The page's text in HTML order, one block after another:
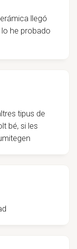
llegó
he probado
tipus de
bé, si les